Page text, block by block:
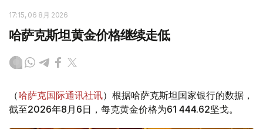
17:15, 06 8月 2026
哈萨克斯坦黄金价格继续走低
（哈萨克国际通讯社讯）根据哈萨克斯坦国家银行的数据，
截至2026年8月6日，每克黄金价格为61 444.62坚戈。